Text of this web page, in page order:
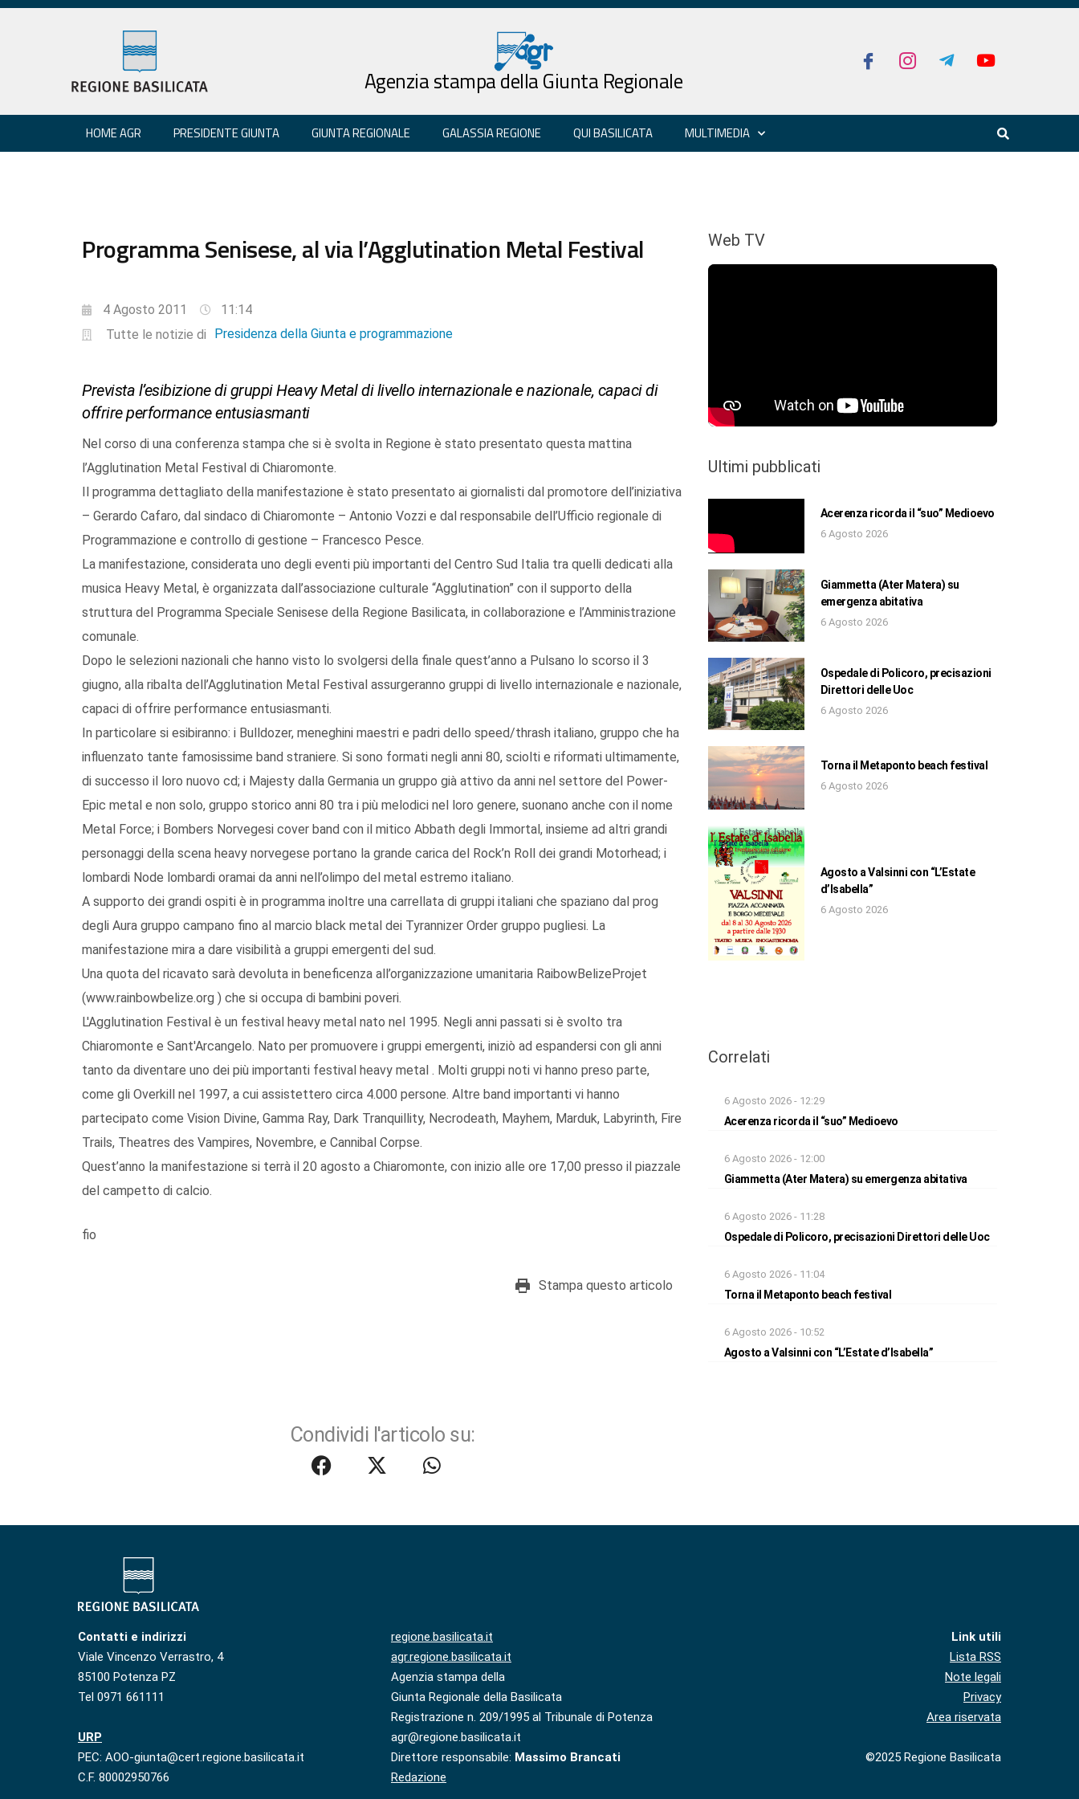
Agenzia stampa della Giunta Regionale
HOME AGR PRESIDENTE GIUNTA GIUNTA REGIONALE GALASSIA REGIONE QUI BASILICATA MULTIMEDIA
Programma Senisese, al via l’Agglutination Metal Festival
4 Agosto 2011
11:14
Tutte le notizie di
Presidenza della Giunta e programmazione
Prevista l’esibizione di gruppi Heavy Metal di livello internazionale e nazionale, capaci di
offrire performance entusiasmanti
Nel corso di una conferenza stampa che si è svolta in Regione è stato presentato questa mattina
l’Agglutination Metal Festival di Chiaromonte.
Il programma dettagliato della manifestazione è stato presentato ai giornalisti dal promotore dell’iniziativa
– Gerardo Cafaro, dal sindaco di Chiaromonte – Antonio Vozzi e dal responsabile dell’Ufficio regionale di
Programmazione e controllo di gestione – Francesco Pesce.
La manifestazione, considerata uno degli eventi più importanti del Centro Sud Italia tra quelli dedicati alla
musica Heavy Metal, è organizzata dall’associazione culturale “Agglutination” con il supporto della
struttura del Programma Speciale Senisese della Regione Basilicata, in collaborazione e l’Amministrazione
comunale.
Dopo le selezioni nazionali che hanno visto lo svolgersi della finale quest’anno a Pulsano lo scorso il 3
giugno, alla ribalta dell’Agglutination Metal Festival assurgeranno gruppi di livello internazionale e nazionale,
capaci di offrire performance entusiasmanti.
In particolare si esibiranno: i Bulldozer, meneghini maestri e padri dello speed/thrash italiano, gruppo che ha
influenzato tante famosissime band straniere. Si sono formati negli anni 80, sciolti e riformati ultimamente,
di successo il loro nuovo cd; i Majesty dalla Germania un gruppo già attivo da anni nel settore del Power-
Epic metal e non solo, gruppo storico anni 80 tra i più melodici nel loro genere, suonano anche con il nome
Metal Force; i Bombers Norvegesi cover band con il mitico Abbath degli Immortal, insieme ad altri grandi
personaggi della scena heavy norvegese portano la grande carica del Rock’n Roll dei grandi Motorhead; i
lombardi Node lombardi oramai da anni nell’olimpo del metal estremo italiano.
A supporto dei grandi ospiti è in programma inoltre una carrellata di gruppi italiani che spaziano dal prog
degli Aura gruppo campano fino al marcio black metal dei Tyrannizer Order gruppo pugliesi. La
manifestazione mira a dare visibilità a gruppi emergenti del sud.
Una quota del ricavato sarà devoluta in beneficenza all’organizzazione umanitaria RaibowBelizeProjet
(www.rainbowbelize.org ) che si occupa di bambini poveri.
L'Agglutination Festival è un festival heavy metal nato nel 1995. Negli anni passati si è svolto tra
Chiaromonte e Sant'Arcangelo. Nato per promuovere i gruppi emergenti, iniziò ad espandersi con gli anni
tanto da diventare uno dei più importanti festival heavy metal . Molti gruppi noti vi hanno preso parte,
come gli Overkill nel 1997, a cui assistettero circa 4.000 persone. Altre band importanti vi hanno
partecipato come Vision Divine, Gamma Ray, Dark Tranquillity, Necrodeath, Mayhem, Marduk, Labyrinth, Fire
Trails, Theatres des Vampires, Novembre, e Cannibal Corpse.
Quest’anno la manifestazione si terrà il 20 agosto a Chiaromonte, con inizio alle ore 17,00 presso il piazzale
del campetto di calcio.
fio
Stampa questo articolo
Condividi l'articolo su:
Web TV
Ultimi pubblicati
Acerenza ricorda il “suo” Medioevo
6 Agosto 2026
Giammetta (Ater Matera) su
emergenza abitativa
6 Agosto 2026
Ospedale di Policoro, precisazioni
Direttori delle Uoc
6 Agosto 2026
Torna il Metaponto beach festival
6 Agosto 2026
Agosto a Valsinni con “L’Estate
d’Isabella”
6 Agosto 2026
Correlati
6 Agosto 2026 - 12:29
Acerenza ricorda il “suo” Medioevo
6 Agosto 2026 - 12:00
Giammetta (Ater Matera) su emergenza abitativa
6 Agosto 2026 - 11:28
Ospedale di Policoro, precisazioni Direttori delle Uoc
6 Agosto 2026 - 11:04
Torna il Metaponto beach festival
6 Agosto 2026 - 10:52
Agosto a Valsinni con “L’Estate d’Isabella”
Contatti e indirizzi
Viale Vincenzo Verrastro, 4
85100 Potenza PZ
Tel 0971 661111
URP
PEC: AOO-giunta@cert.regione.basilicata.it
C.F. 80002950766
regione.basilicata.it
agr.regione.basilicata.it
Agenzia stampa della
Giunta Regionale della Basilicata
Registrazione n. 209/1995 al Tribunale di Potenza
agr@regione.basilicata.it
Direttore responsabile: Massimo Brancati
Redazione
Link utili
Lista RSS
Note legali
Privacy
Area riservata
©2025 Regione Basilicata